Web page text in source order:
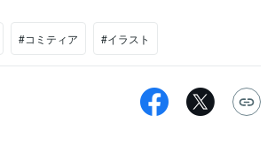
#コミティア #イラスト